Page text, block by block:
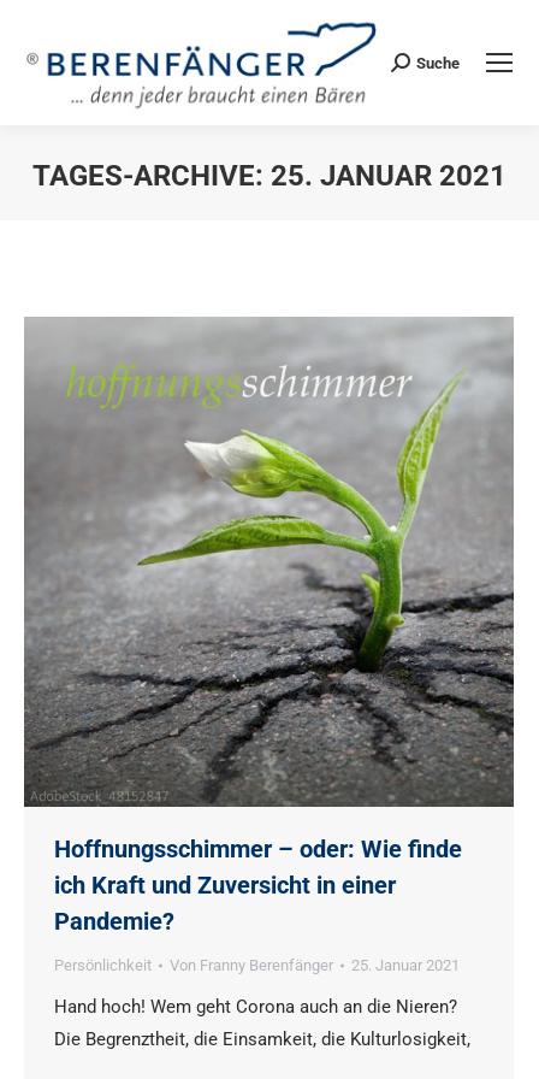
Search:
Suche
TAGES-ARCHIVE: 25. JANUAR 2021
Hoffnungsschimmer – oder: Wie finde
ich Kraft und Zuversicht in einer
Pandemie?
Persönlichkeit Von Franny Berenfänger 25. Januar 2021
Hand hoch! Wem geht Corona auch an die Nieren?
Die Begrenztheit, die Einsamkeit, die Kulturlosigkeit,